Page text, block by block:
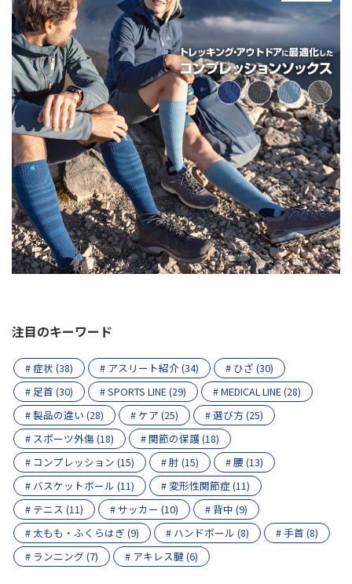
注目のキーワード
# 症状 (38) # アスリート紹介 (34)
# ひざ (30)
# 足首 (30)
# SPORTS LINE (29)
# MEDICAL LINE (28)
# 製品の違い (28)
# ケア (25)
# 選び方 (25)
# スポーツ外傷 (18)
# 関節の保護 (18)
# コンプレッション (15)
# 肘 (15)
# 腰 (13)
# バスケットボール (11)
# 変形性関節症 (11)
# テニス (11)
# サッカー (10)
# 背中 (9)
# 太もも・ふくらはぎ (9)
# ハンドボール (8)
# 手首 (8)
# ランニング (7)
# アキレス腱 (6)